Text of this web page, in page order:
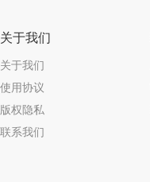
关于我们
关于我们
使用协议
版权隐私
联系我们